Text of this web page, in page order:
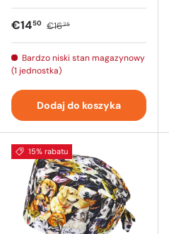
€1450 €1625
Bardzo niski stan magazynowy
(1 jednostka)
Dodaj do koszyka
15% rabatu